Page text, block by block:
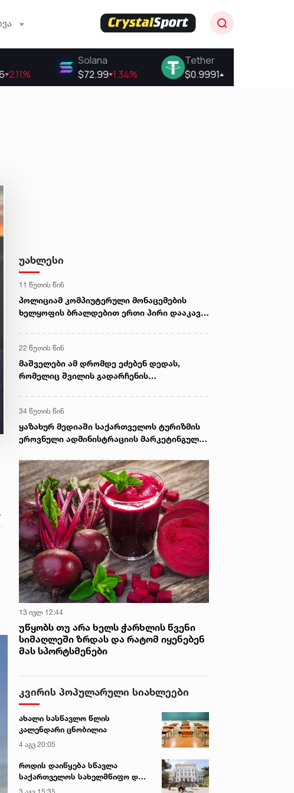
უახლესი
11 წუთის წინ
პოლიციამ კომპიუტერული მონაცემების
ხელყოფის ბრალდებით ერთი პირი დააკავა,
22 წუთის წინ
მაშველები ამ დრომდე ეძებენ დედას,
რომელიც შვილის გადარჩენის
34 წუთის წინ
ყაზახურ მედიაში საქართველოს ტურიზმის
ეროვნული ადმინისტრაციის მარკეტინგული
13 ივლ 12:44
უწყობს თუ არა ხელს ჭარხლის წვენი
სიმაღლეში ზრდას და რატომ იყენებენ
მას სპორტსმენები